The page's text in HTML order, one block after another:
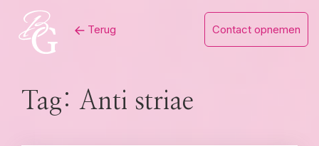
content
Terug Contact opnemen
Tag: Anti striae